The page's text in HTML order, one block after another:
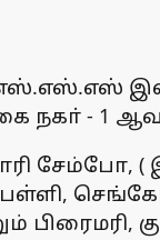
இளம்
- 1
சேம்போ, (